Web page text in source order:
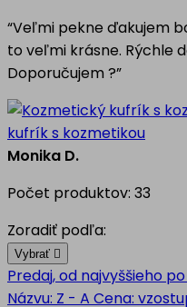
“Veľmi pekne ďakujem
to veľmi krásne. Rýchle
Doporučujem ?”
kufrík s kozmetikou
Monika D.
Počet produktov: 33
Zoradiť podľa:
Vybrať 
Predaj, od najvyššieho
Názvu: Z - A Cena: